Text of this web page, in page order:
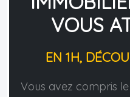
VOUS
EN 1H,
Vous avez compris